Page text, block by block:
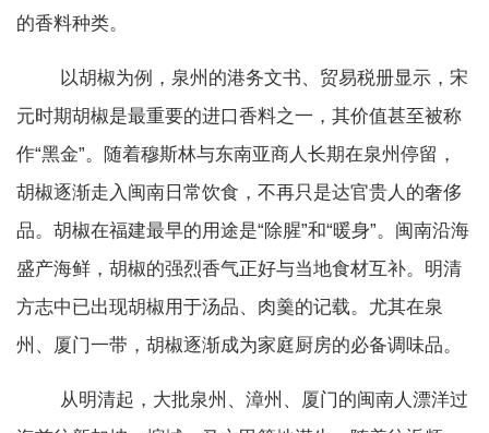
的香料种类。
以胡椒为例，泉州的港务文书、贸易税册显示，宋
元时期胡椒是最重要的进口香料之一，其价值甚至被称
作“黑金”。随着穆斯林与东南亚商人长期在泉州停留，
胡椒逐渐走入闽南日常饮食，不再只是达官贵人的奢侈
品。胡椒在福建最早的用途是“除腥”和“暖身”。闽南沿海
盛产海鲜，胡椒的强烈香气正好与当地食材互补。明清
方志中已出现胡椒用于汤品、肉羹的记载。尤其在泉
州、厦门一带，胡椒逐渐成为家庭厨房的必备调味品。
从明清起，大批泉州、漳州、厦门的闽南人漂洋过